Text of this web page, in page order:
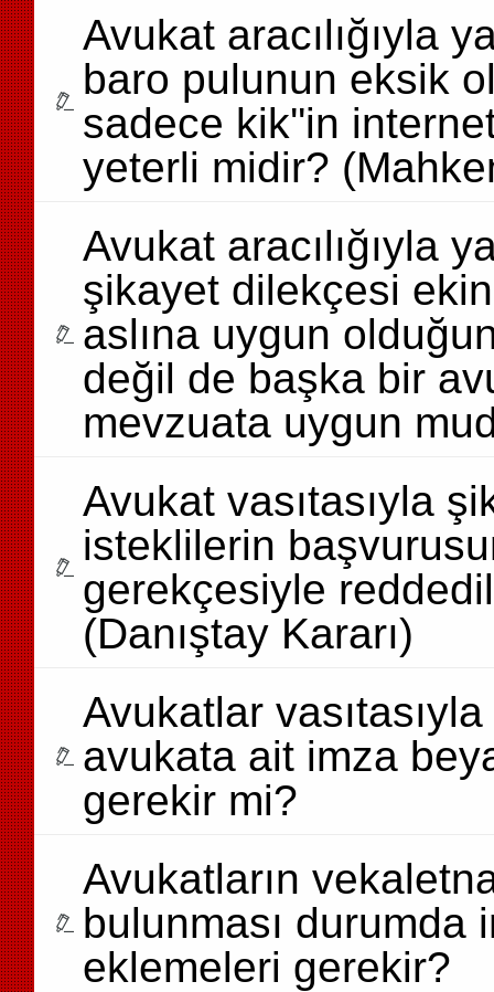
Avukat aracılığıyla
baro pulunun eksik
sadece kik''in
yeterli midir?
Avukat aracılığıyla
şikayet dilekçesi
aslına uygun
değil de başka bir
mevzuata uygun
Avukat vasıtasıyla
isteklilerin
gerekçesiyle
(Danıştay Kararı)
Avukatlar
avukata ait imza
gerekir mi?
Avukatların
bulunması durumda
eklemeleri gerekir?